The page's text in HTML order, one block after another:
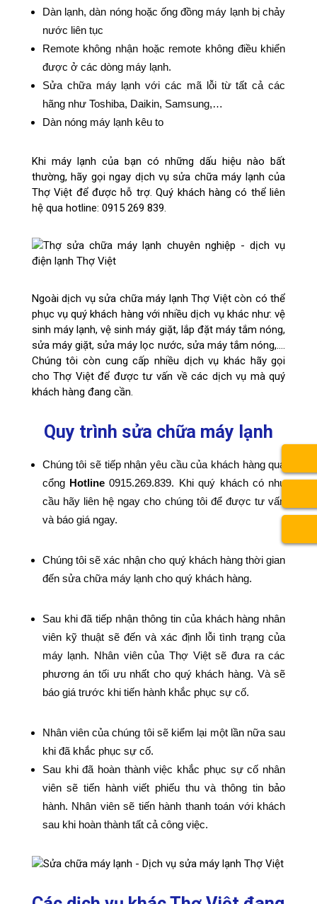
Dàn lạnh, dàn nóng hoặc ống đồng máy lạnh bị chảy
nước liên tục
Remote không nhận hoặc remote không điều khiển
được ở các dòng máy lạnh.
Sửa chữa máy lạnh với các mã lỗi từ tất cả các
hãng như Toshiba, Daikin, Samsung,…
Dàn nóng máy lạnh kêu to
Khi máy lạnh của bạn có những dấu hiệu nào bất
thường, hãy gọi ngay dịch vụ sửa chữa máy lạnh của
Thợ Việt để được hỗ trợ. Quý khách hàng có thể liên
hệ qua hotline: 0915 269 839.
Ngoài dịch vụ sửa chữa máy lạnh Thợ Việt còn có thể
phục vụ quý khách hàng với nhiều dịch vụ khác như: vệ
sinh máy lạnh, vệ sinh máy giặt, lắp đặt máy tắm nóng,
sửa máy giặt, sửa máy lọc nước, sửa máy tắm nóng,….
Chúng tôi còn cung cấp nhiều dịch vụ khác hãy gọi
cho Thợ Việt để được tư vấn về các dịch vụ mà quý
khách hàng đang cần.
Quy trình sửa chữa máy lạnh
Chúng tôi sẽ tiếp nhận yêu cầu của khách hàng qua
cổng Hotline 0915.269.839. Khi quý khách có nhu
cầu hãy liên hệ ngay cho chúng tôi để được tư vấn
và báo giá ngay.
Chúng tôi sẽ xác nhận cho quý khách hàng thời gian
đến sửa chữa máy lạnh cho quý khách hàng.
Sau khi đã tiếp nhận thông tin của khách hàng nhân
viên kỹ thuật sẽ đến và xác định lỗi tình trạng của
máy lạnh. Nhân viên của Thợ Việt sẽ đưa ra các
phương án tối ưu nhất cho quý khách hàng. Và sẽ
báo giá trước khi tiến hành khắc phục sự cố.
Nhân viên của chúng tôi sẽ kiểm lại một lần nữa sau
khi đã khắc phục sự cố.
Sau khi đã hoàn thành việc khắc phục sự cố nhân
viên sẽ tiến hành viết phiếu thu và thông tin bảo
hành. Nhân viên sẽ tiến hành thanh toán với khách
sau khi hoàn thành tất cả công việc.